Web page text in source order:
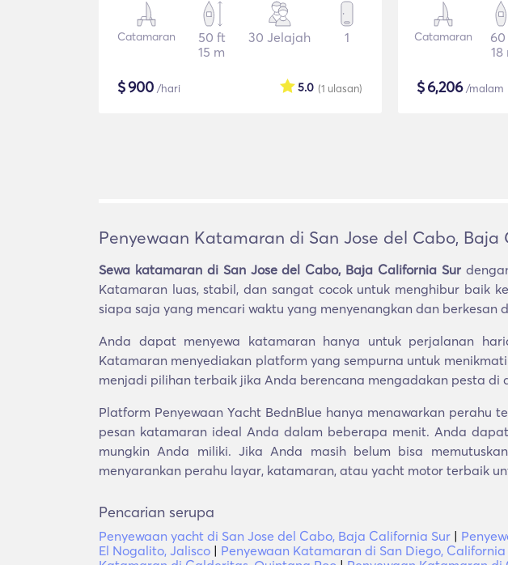
Catamaran
50 ft
15 m
30 Jelajah 1
$900 /hari (1 ulasan)
5.0
Catamaran
18
$6,206/malam
Penyewaan Katamaran di San Jose del Cabo, Baja
Sewa katamaran di San Jose del Cabo, Baja California Sur
Katamaran luas, stabil, dan sangat cocok untuk menghibur baik
siapa saja yang mencari waktu yang menyenangkan dan berkesan
Anda dapat menyewa katamaran hanya untuk perjalanan
Katamaran menyediakan platform yang sempurna untuk
menjadi pilihan terbaik jika Anda berencana mengadakan pesta di
Platform Penyewaan Yacht BednBlue hanya menawarkan perahu
pesan katamaran ideal Anda dalam beberapa menit. Anda
mungkin Anda miliki. Jika Anda masih belum bisa
menyarankan perahu layar, katamaran, atau yacht motor terbaik
Pencarian serupa
Penyewaan yacht di San Jose del Cabo, Baja California Sur |
El Nogalito, Jalisco | Penyewaan Katamaran di San Diego, California